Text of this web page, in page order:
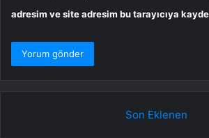
adresim ve site adresim bu tarayıcıya
Son Eklenen